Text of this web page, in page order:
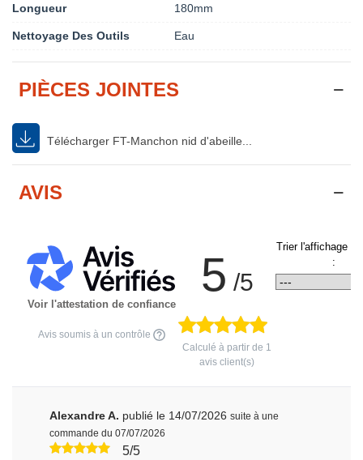
Longueur 180mm
Nettoyage Des Outils Eau
PIÈCES JOINTES
Télécharger FT-Manchon nid d'abeille...
AVIS
Voir l'attestation de confiance
Avis soumis à un contrôle
5 /5
Calculé à partir de 1
avis client(s)
Trier l'affichage
:
Alexandre A. publié le 14/07/2026 suite à une
commande du 07/07/2026
5/5